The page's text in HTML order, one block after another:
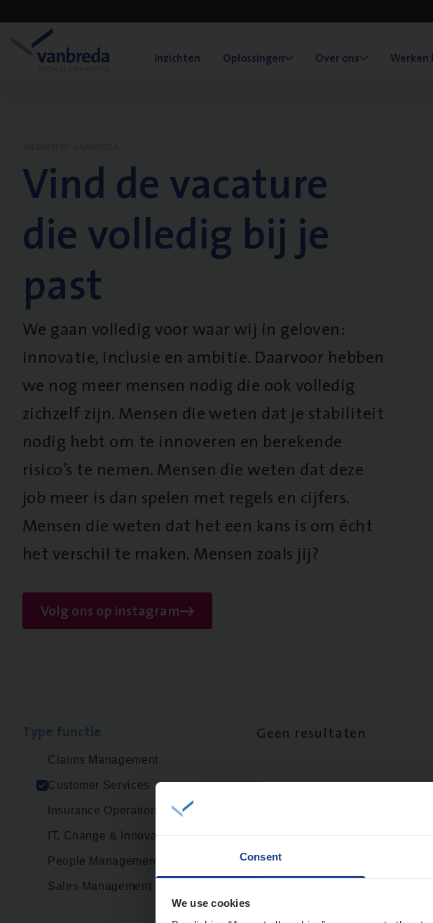
Consent
We use cookies
Inzichten Oplossingen Over ons Werken
Vind de vacature
die volledig bij je
past
We gaan volledig voor waar wij in geloven:
innovatie, inclusie en ambitie. Daarvoor hebben
we nog meer mensen nodig die ook volledig
zichzelf zijn. Mensen die weten dat je stabiliteit
nodig hebt om te innoveren en berekende
risico’s te nemen. Mensen die weten dat deze
job meer is dan spelen met regels en cijfers.
Mensen die weten dat het een kans is om écht
het verschil te maken. Mensen zoals jij?
Volg ons op instagram
Claims Management
Customer Services
Insurance Operations
IT, Change & Innovation
People Management
Sales Management
Geen resultaten